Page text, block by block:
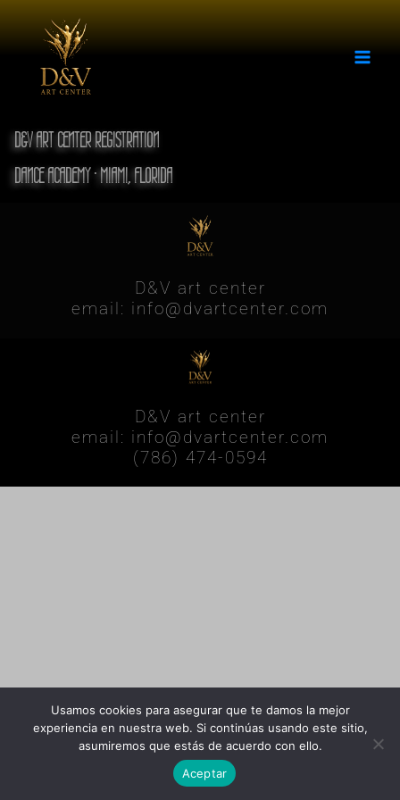
content
D&V ART CENTER REGISTRATION
DANCE ACADEMY · MIAMI, FLORIDA
D&V art center
email: info@dvartcenter.com
D&V art center
email: info@dvartcenter.com
(786) 474-0594
Usamos cookies para asegurar que te damos la mejor
experiencia en nuestra web. Si continúas usando este sitio,
asumiremos que estás de acuerdo con ello.
Aceptar